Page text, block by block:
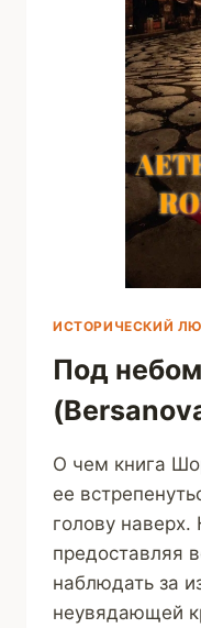
ИСТОРИЧЕСКИЙ
Под
О чем книга
ее
голову
предоставляя
наблюдать за
неувядающей